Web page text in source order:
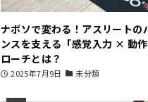
ナボソで変わる！アスリートの
ンスを支える「感覚入力 × 動
ローチとは？
2025年7月9日 未分類